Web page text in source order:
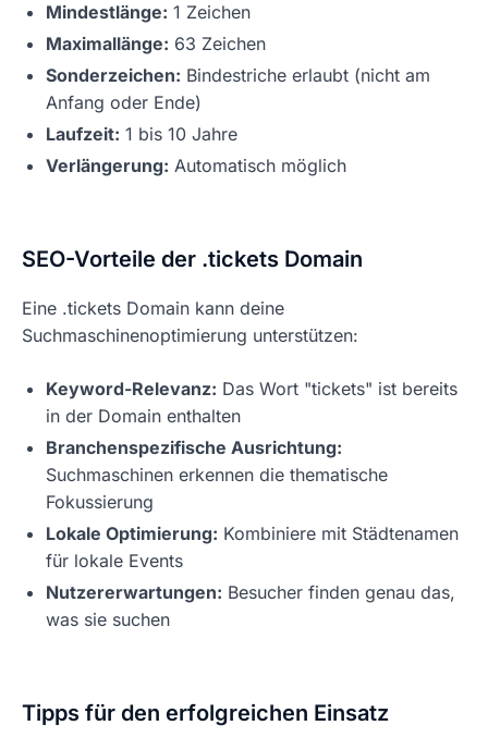
Mindestlänge: 1 Zeichen
Maximallänge: 63 Zeichen
Sonderzeichen: Bindestriche erlaubt (nicht am
Anfang oder Ende)
Laufzeit: 1 bis 10 Jahre
Verlängerung: Automatisch möglich
SEO-Vorteile der .tickets Domain
Eine .tickets Domain kann deine
Suchmaschinenoptimierung unterstützen:
Keyword-Relevanz: Das Wort "tickets" ist bereits
in der Domain enthalten
Branchenspezifische Ausrichtung:
Suchmaschinen erkennen die thematische
Fokussierung
Lokale Optimierung: Kombiniere mit Städtenamen
für lokale Events
Nutzererwartungen: Besucher finden genau das,
was sie suchen
Tipps für den erfolgreichen Einsatz